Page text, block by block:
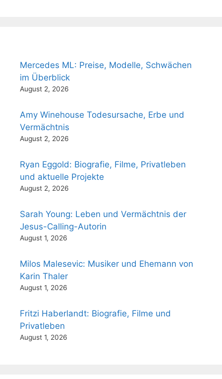
Mercedes ML: Preise, Modelle, Schwächen
im Überblick
August 2, 2026
Amy Winehouse Todesursache, Erbe und
Vermächtnis
August 2, 2026
Ryan Eggold: Biografie, Filme, Privatleben
und aktuelle Projekte
August 2, 2026
Sarah Young: Leben und Vermächtnis der
Jesus-Calling-Autorin
August 1, 2026
Milos Malesevic: Musiker und Ehemann von
Karin Thaler
August 1, 2026
Fritzi Haberlandt: Biografie, Filme und
Privatleben
August 1, 2026